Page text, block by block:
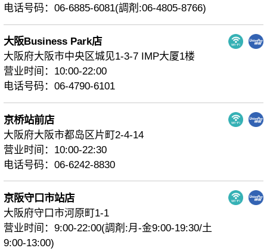
电话号码：06-6885-6081(調剤:06-4805-8766)
大阪Business Park店
大阪府大阪市中央区城见1-3-7 IMP大厦1楼
营业时间：10:00-22:00
电话号码：06-4790-6101
京桥站前店
大阪府大阪市都岛区片町2-4-14
营业时间：10:00-22:30
电话号码：06-6242-8830
京阪守口市站店
大阪府守口市河原町1-1
营业时间：9:00-22:00(調剤:月-金9:00-19:30/土
9:00-13:00)